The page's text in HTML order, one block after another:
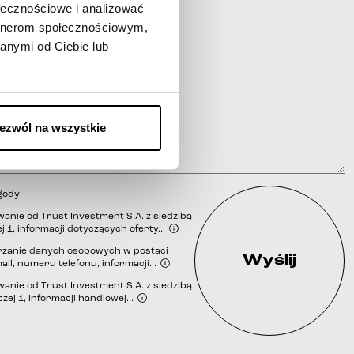
i analizować
społecznościowym,
od Ciebie lub
na wszystkie
od Trust Investment S.A. z siedzibą
1, informacji dotyczących oferty...
danych osobowych w postaci
numeru telefonu, informacji...
od Trust Investment S.A. z siedzibą
1, informacji handlowej...
Wyślij